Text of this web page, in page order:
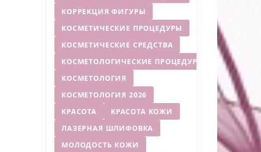
КОРРЕКЦИЯ ФИГУРЫ
КОСМЕТИЧЕСКИЕ ПРОЦЕДУРЫ
КОСМЕТИЧЕСКИЕ СРЕДСТВА
КОСМЕТОЛОГИЧЕСКИЕ ПРОЦЕДУРЫ
КОСМЕТОЛОГИЯ
КОСМЕТОЛОГИЯ 2026
КРАСОТА
КРАСОТА КОЖИ
ЛАЗЕРНАЯ ШЛИФОВКА
МОЛОДОСТЬ КОЖИ